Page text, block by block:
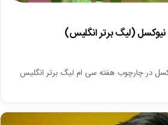
در چارچوب هفته سی ام لیگ برتر انگلیس